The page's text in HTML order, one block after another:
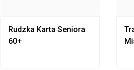
Rudzka Karta Seniora
60+